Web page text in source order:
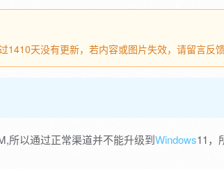
天没有更新，若内容或图片失效，请留言反馈
所以通过正常渠道并不能升级到Windows11，